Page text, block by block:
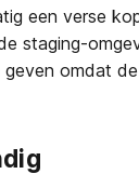
een verse
staging-
omdat